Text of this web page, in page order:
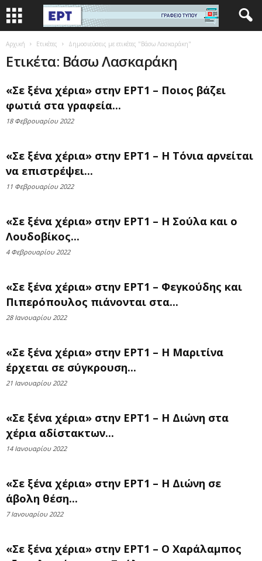
Αρχική Ετικέτες Δημοσιεύσεις με ετικέτες "Βάσω Λασκαράκη"
Ετικέτα: Βάσω Λασκαράκη
«Σε ξένα χέρια» στην ΕΡΤ1 – Ποιος βάζει
φωτιά στα γραφεία...
18 Φεβρουαρίου 2022
«Σε ξένα χέρια» στην ΕΡΤ1 – Η Τόνια αρνείται
να επιστρέψει...
11 Φεβρουαρίου 2022
«Σε ξένα χέρια» στην ΕΡΤ1 – H Σούλα και o
Λουδοβίκος...
4 Φεβρουαρίου 2022
«Σε ξένα χέρια» στην ΕΡΤ1 – Φεγκούδης και
Πιπερόπουλος πιάνονται στα...
28 Ιανουαρίου 2022
«Σε ξένα χέρια» στην ΕΡΤ1 – Η Μαριτίνα
έρχεται σε σύγκρουση...
21 Ιανουαρίου 2022
«Σε ξένα χέρια» στην ΕΡΤ1 – Η Διώνη στα
χέρια αδίστακτων...
14 Ιανουαρίου 2022
«Σε ξένα χέρια» στην ΕΡΤ1 – Η Διώνη σε
άβολη θέση...
7 Ιανουαρίου 2022
«Σε ξένα χέρια» στην ΕΡΤ1 – Ο Χαράλαμπος